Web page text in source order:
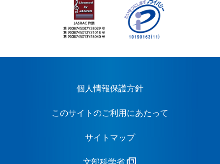
個人情報保護方針
このサイトのご利用にあたって
サイトマップ